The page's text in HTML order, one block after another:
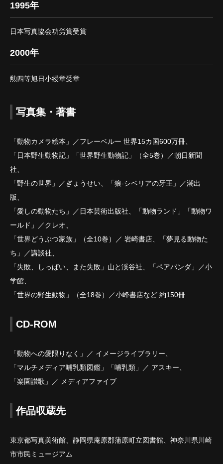
1995年
日本写真協会功労賞受賞
2000年
勲四等旭日小綬章受章
写真集・著書
「動物カメラ絵本」／フレーベルー 世界15カ国600万冊、
「日本野生動物記」「世界野生動物記」（全5巻）／朝日新聞
社、
「野生の世界」／ぎょうせい、「狼-シベリアの牙王」／潮出
版、
「愛しの動物たち」／日本芸術出版社、「動物ランド」「動物ワ
ールド」／クレオ、
「世界どうぶつ家族」（全10巻）／ 岩崎書店、「夢見る動物た
ち」／講談社、
「失敗、しっぱい、また失敗」山と渓谷社、「ペアパンダ」／小
学館、
「世界の野生動物」（全18巻）／小峰書店など 約150冊
CD-ROM
「動物への愛限りなく」／ イメージライブラリー、
「マルチメディア哺乳類図鑑」「哺乳類」／ アスキー、
「楽園讃歌」／ メディアファイブ
作品収蔵先
東京都写真美術館、静岡県庵原郡蒲原町立図書館、神奈川県川崎
市市民ミュージアム